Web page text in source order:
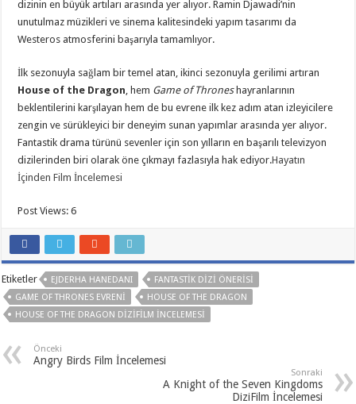
dizinin en büyük artıları arasında yer alıyor. Ramin Djawadi’nin
unutulmaz müzikleri ve sinema kalitesindeki yapım tasarımı da
Westeros atmosferini başarıyla tamamlıyor.
İlk sezonuyla sağlam bir temel atan, ikinci sezonuyla gerilimi artıran
House of the Dragon , hem Game of Throneshayranlarının
beklentilerini karşılayan hem de bu evrene ilk kez adım atan izleyicilere
zengin ve sürükleyici bir deneyim sunan yapımlar arasında yer alıyor.
Fantastik drama türünü sevenler için son yılların en başarılı televizyon
dizilerinden biri olarak öne çıkmayı fazlasıyla hak ediyor.Hayatın
İçinden Film İncelemesi
Post Views: 6
Etiketler EJDERHA HANEDANI
FANTASTIK DIZI ÖNERISI
GAME OF THRONES EVRENI
HOUSE OF THE DRAGON
HOUSE OF THE DRAGON DIZIFILM İNCELEMESI
Önceki
Angry Birds Film İncelemesi
Sonraki
A Knight of the Seven Kingdoms
DiziFilm İncelemesi